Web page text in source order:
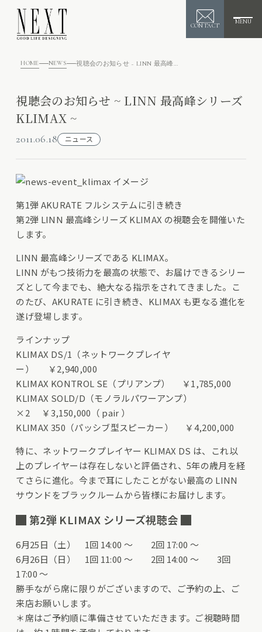
CONTACT
MENU
HOME NEWS
視聴会のお知らせ ~ LINN 最高峰シリーズ
KLIMAX ~
2011.06.18 ニュース
第1弾 AKURATE フルシステムに引き続き
第2弾 LINN 最高峰シリーズ KLIMAX の視聴会を開催いた
します。
LINN 最高峰シリーズである KLIMAX。
LINN がもつ技術力を最高の状態で、お届けできるシリー
ズとして今までも、絶大なる指示をされてきました。こ
のたび、AKURATE に引き続き、KLIMAX も更なる進化を
遂げ登場します。
ラインナップ
KLIMAX DS/1（ネットワークプレイヤ
ー） ￥2,940,000
KLIMAX KONTROL SE（プリアンプ） ￥1,785,000
KLIMAX SOLD/D（モノラルパワーアンプ）
×2 ￥3,150,000（ pair ）
KLIMAX 350（パッシブ型スピーカー） ￥4,200,000
特に、ネットワークプレイヤー KLIMAX DS は、これ以
上のプレイヤーは存在しないと評価され、5年の歳月を経
てさらに進化。今まで耳にしたことがない最高の LINN
サウンドをブラックルームから皆様にお届けします。
█ 第2弾 KLIMAX シリーズ視聴会 █
6月25日（土） 1回 14:00 〜 2回 17:00 〜
6月26日（日） 1回 11:00 〜 2回 14:00 〜 3回
17:00 〜
勝手ながら席に限りがございますので、ご予約の上、ご
来店お願いします。
＊席はご予約順に準備させていただきます。ご視聴時間